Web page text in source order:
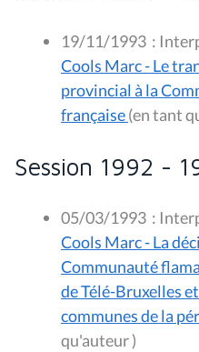
19/11/1993 :
Cools Marc - Le
provincial à la
française
Session 1992 -
05/03/1993 :
Cools Marc - La
Communauté
de Télé-Bruxelles
communes de la
qu'auteur )